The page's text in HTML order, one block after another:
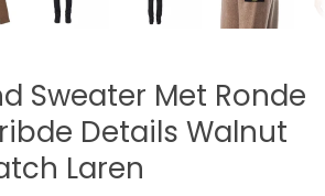
Sweater Met Ronde
Details Walnut
Laren